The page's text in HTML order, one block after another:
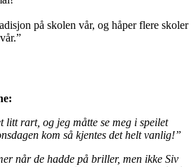
på skolen vår, og håper flere skoler
litt rart, og jeg måtte se meg i speilet
kom så kjentes det helt vanlig!”
når de hadde på briller, men ikke Siv